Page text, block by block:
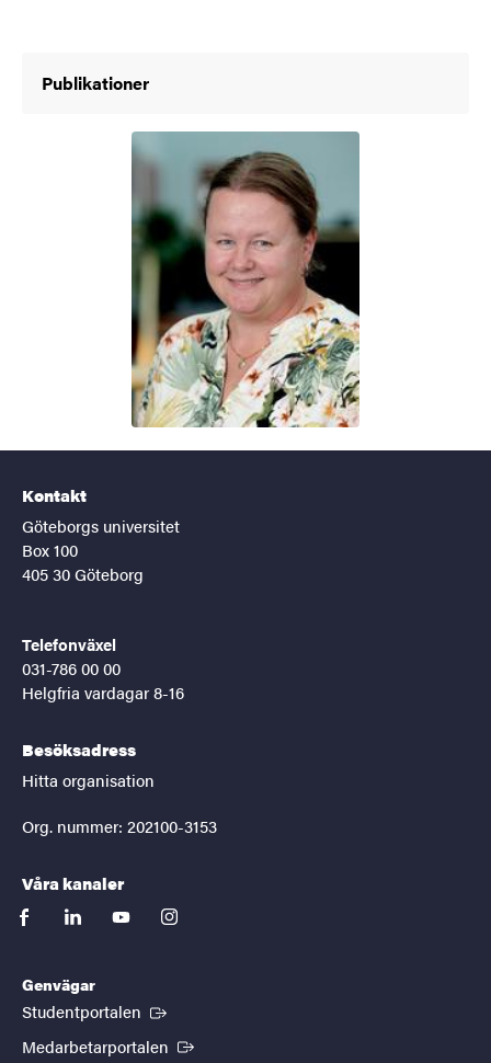
Publikationer
Kontakt
Göteborgs universitet
Box 100
405 30 Göteborg
Telefonväxel
031-786 00 00
Helgfria vardagar 8-16
Besöksadress
Hitta organisation
Org. nummer: 202100-3153
Våra kanaler
facebooklinkedinyoutubeinstagram
Genvägar
Studentportalen (Extern länk)
Medarbetarportalen (Extern länk)